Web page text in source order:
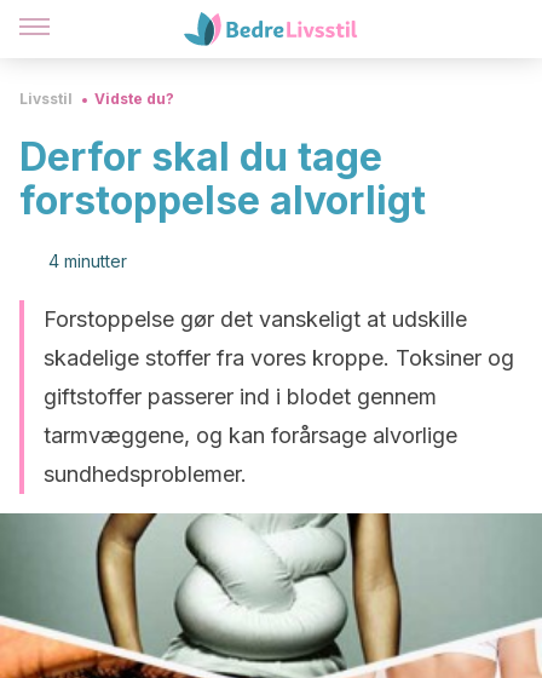
Livsstil Vidste du?
Derfor skal du tage
forstoppelse alvorligt
4 minutter
Forstoppelse gør det vanskeligt at udskille
skadelige stoffer fra vores kroppe. Toksiner og
giftstoffer passerer ind i blodet gennem
tarmvæggene, og kan forårsage alvorlige
sundhedsproblemer.